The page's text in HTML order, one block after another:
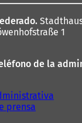
1
de la
prensa